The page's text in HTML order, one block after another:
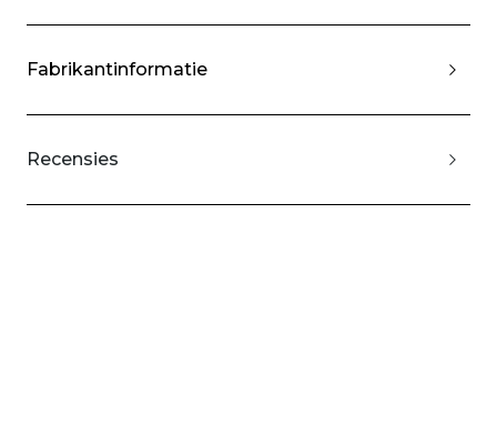
Fabrikantinformatie
Recensies